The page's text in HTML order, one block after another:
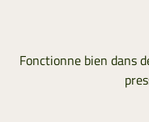
Fonctionne bien dans